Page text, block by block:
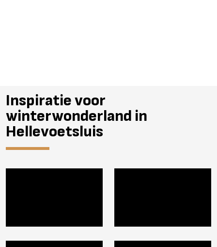
Inspiratie voor
winterwonderland in
Hellevoetsluis